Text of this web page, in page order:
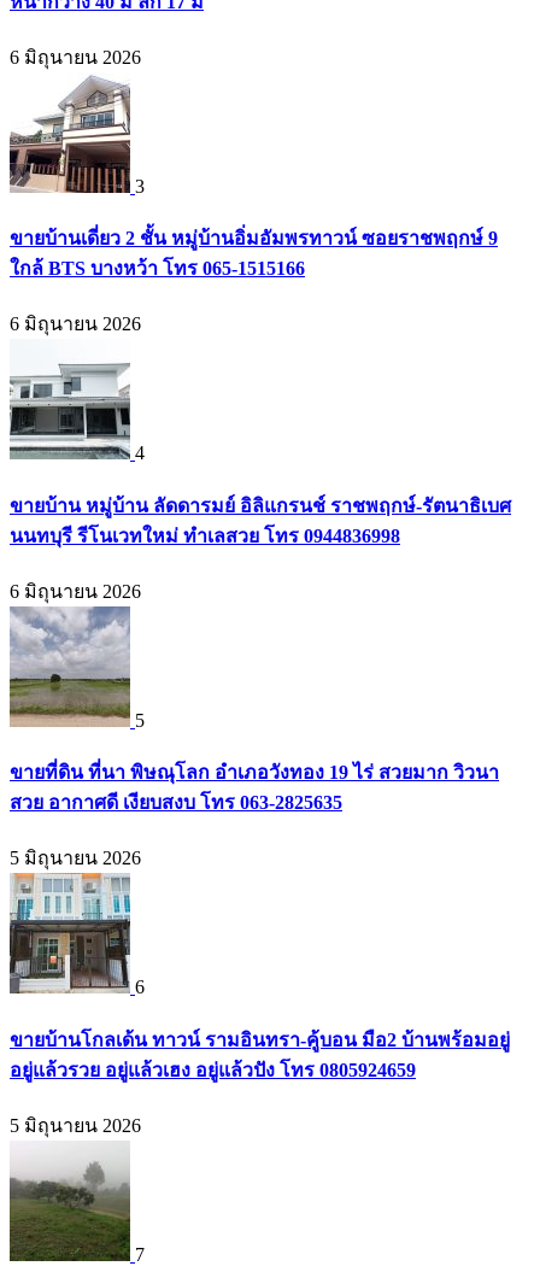
6 มิถุนายน 2026
3
ขายบ้านเดี่ยว 2 ชั้น หมู่บ้านอิ่มอัมพรทาวน์ ซอยราชพฤกษ์ 9
ใกล้ BTS บางหว้า โทร 065-1515166
6 มิถุนายน 2026
4
ขายบ้าน หมู่บ้าน ลัดดารมย์ อิลิแกรนช์ ราชพฤกษ์-รัตนาธิเบศ
นนทบุรี รีโนเวทใหม่ ทำเลสวย โทร 0944836998
6 มิถุนายน 2026
5
ขายที่ดิน ที่นา พิษณุโลก อำเภอวังทอง 19 ไร่ สวยมาก วิวนา
สวย อากาศดี เงียบสงบ โทร 063-2825635
5 มิถุนายน 2026
6
ขายบ้านโกลเด้น ทาวน์ รามอินทรา-คู้บอน มือ2 บ้านพร้อมอยู่
อยู่แล้วรวย อยู่แล้วเฮง อยู่แล้วปัง โทร 0805924659
5 มิถุนายน 2026
7